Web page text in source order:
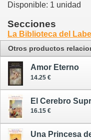
Disponible: 1 unidad
Secciones
La Biblioteca del
Otros productos
Amor Eterno
14.25 €
16.15 €